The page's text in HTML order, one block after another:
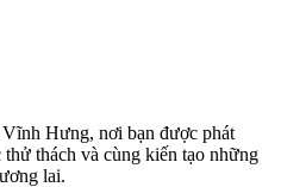
Hưng, nơi bạn được phát
thách và cùng kiến tạo những
lai.